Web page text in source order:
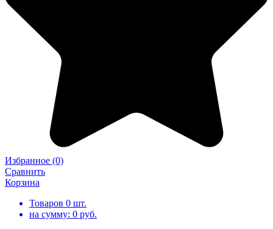
Избранное (0)
Сравнить
Корзина
Товаров 0 шт.
на сумму: 0 руб.